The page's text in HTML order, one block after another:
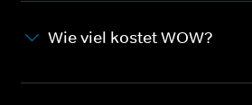
Wie viel kostet WOW?